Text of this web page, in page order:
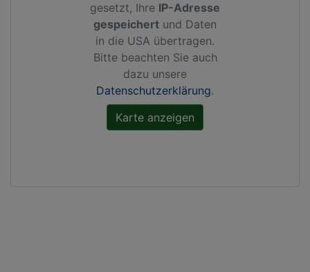
gesetzt, Ihre IP-Adresse
gespeichert und Daten
in die USA übertragen.
Bitte beachten Sie auch
dazu unsere
Datenschutzerklärung.